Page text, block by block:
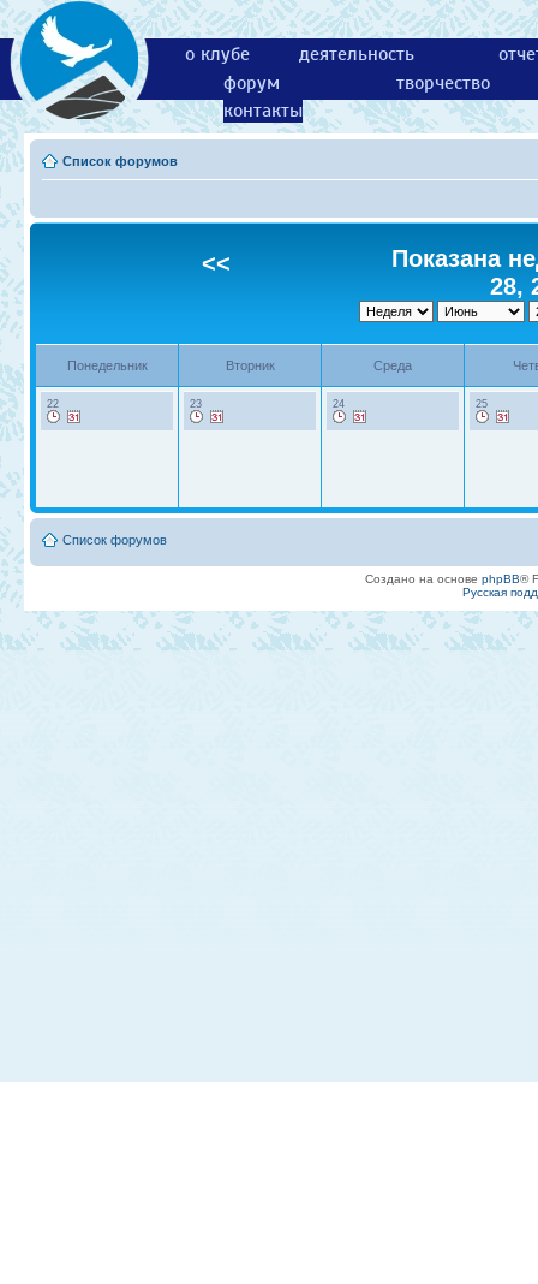
о клубе деятельность
форум
творчество
контакты
Список форумов
<<
Показана
28,
Понедельник Вторник Среда
22 23 24 25
Список форумов
Создано на основе phpBB®
Русская